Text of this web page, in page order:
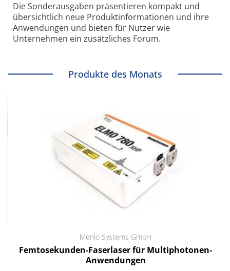
Die Sonder­ausgaben präsentieren kompakt und
übersichtlich neue Produkt­informationen und ihre
Anwendungen und bieten für Nutzer wie
Unternehmen ein zusätzliches Forum.
Produkte des Monats
Menlo Systems GmbH
Femtosekunden-Faserlaser für Multiphotonen-
Anwendungen